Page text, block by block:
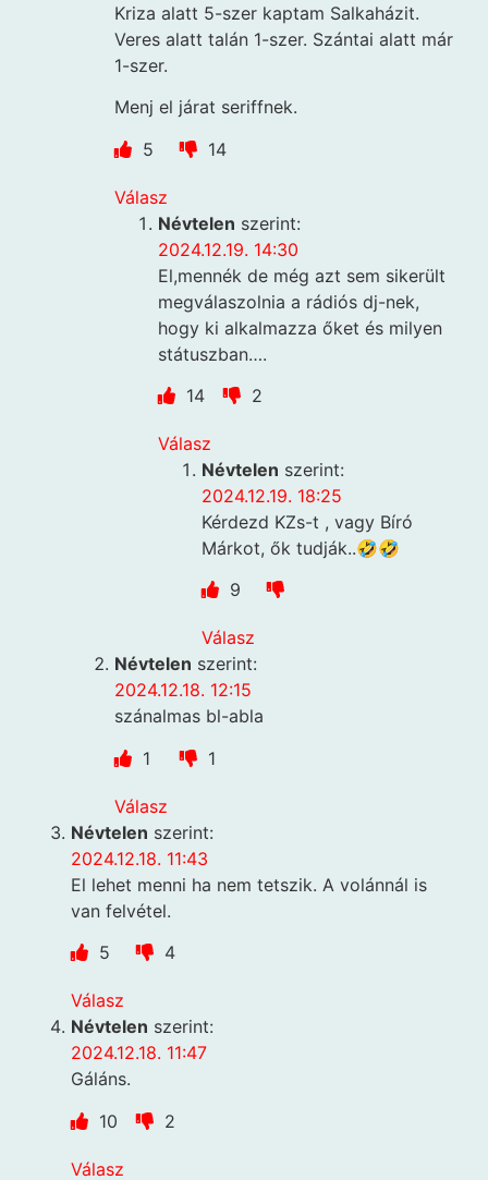
Kriza alatt 5-szer kaptam Salkaházit.
Veres alatt talán 1-szer. Szántai alatt már
1-szer.
Menj el járat seriffnek.
5
14
Válasz
Névtelen szerint:
2024.12.19. 14:30
El,mennék de még azt sem sikerült
megválaszolnia a rádiós dj-nek,
hogy ki alkalmazza őket és milyen
státuszban….
14
2
Válasz
Névtelen szerint:
2024.12.19. 18:25
Kérdezd KZs-t , vagy Bíró
Márkot, ők tudják..🤣🤣
9
Válasz
Névtelen szerint:
2024.12.18. 12:15
szánalmas bl-abla
1
1
Válasz
Névtelen szerint:
2024.12.18. 11:43
El lehet menni ha nem tetszik. A volánnál is
van felvétel.
5
4
Válasz
Névtelen szerint:
2024.12.18. 11:47
Gáláns.
10
2
Válasz